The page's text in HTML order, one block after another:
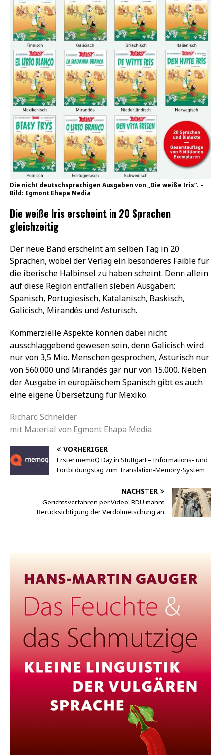
Die nicht deutschsprachigen Ausgaben von „Die weiße Iris“. –
Bild: Egmont Ehapa Media
Die weiße Iris erscheint in 20 Sprachen
gleichzeitig
Der neue Band erscheint am selben Tag in 20
Sprachen, wobei der Verlag ein besonderes Faible für
die iberische Halbinsel zu haben scheint. Denn allein
auf diese Region entfallen sieben Ausgaben:
Spanisch, Portugiesisch, Katalanisch, Baskisch,
Galicisch, Mirandés und Asturisch.
Kommerzielle Aspekte können dabei nicht
ausschlaggebend gewesen sein, denn Galicisch wird
nur von 3,5 Mio. Menschen gesprochen, Asturisch nur
von 560.000 und Mirandés gar nur von 15.000. Neben
der Ausgabe in europäischem Spanisch gibt es auch
eine eigene Übersetzung für Mexiko.
Richard Schneider
mit Material von Egmont Ehapa Media
VORHERIGER
Erster memoQ Day in Stuttgart – Informations- und
Fortbildungstag zum Translation-Memory-System
NÄCHSTER
Gerichtsverfahren per Video: BDÜ mahnt
Berücksichtigung der Verdolmetschung an